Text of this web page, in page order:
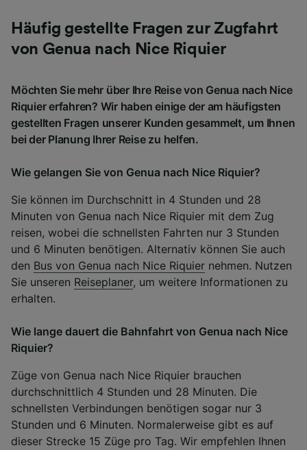
Häufig gestellte Fragen zur Zugfahrt
von Genua nach Nice Riquier
Möchten Sie mehr über Ihre Reise von Genua nach Nice
Riquier erfahren? Wir haben einige der am häufigsten
gestellten Fragen unserer Kunden gesammelt, um Ihnen
bei der Planung Ihrer Reise zu helfen.
Wie gelangen Sie von Genua nach Nice Riquier?
Sie können im Durchschnitt in 4 Stunden und 28
Minuten von Genua nach Nice Riquier mit dem Zug
reisen, wobei die schnellsten Fahrten nur 3 Stunden
und 6 Minuten benötigen. Alternativ können Sie auch
den Bus von Genua nach Nice Riquier nehmen. Nutzen
Sie unseren Reiseplaner, um weitere Informationen zu
erhalten.
Wie lange dauert die Bahnfahrt von Genua nach Nice
Riquier?
Züge von Genua nach Nice Riquier brauchen
durchschnittlich 4 Stunden und 28 Minuten. Die
schnellsten Verbindungen benötigen sogar nur 3
Stunden und 6 Minuten. Normalerweise gibt es auf
dieser Strecke 15 Züge pro Tag. Wir empfehlen Ihnen